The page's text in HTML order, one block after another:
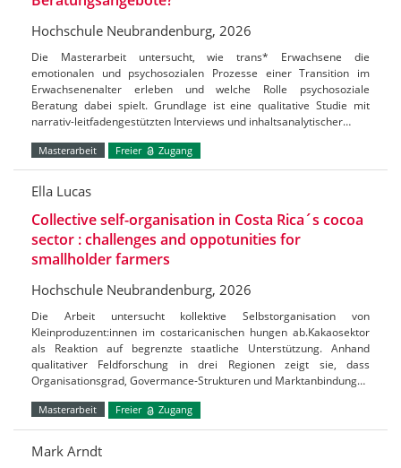
Hochschule Neubrandenburg, 2026
Die Masterarbeit untersucht, wie trans* Erwachsene die
emotionalen und psychosozialen Prozesse einer Transition im
Erwachsenenalter erleben und welche Rolle psychosoziale
Beratung dabei spielt. Grundlage ist eine qualitative Studie mit
narrativ-leitfadengestützten Interviews und inhaltsanalytischer…
Masterarbeit Freier Zugang
Ella Lucas
Collective self-organisation in Costa Rica´s cocoa
sector : challenges and oppotunities for
smallholder farmers
Hochschule Neubrandenburg, 2026
Die Arbeit untersucht kollektive Selbstorganisation von
Kleinproduzent:innen im costaricanischen hungen ab.Kakaosektor
als Reaktion auf begrenzte staatliche Unterstützung. Anhand
qualitativer Feldforschung in drei Regionen zeigt sie, dass
Organisationsgrad, Govermance-Strukturen und Marktanbindung…
Masterarbeit Freier Zugang
Mark Arndt